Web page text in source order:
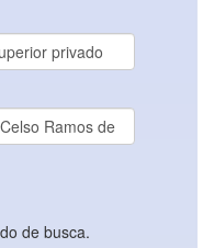
de busca.